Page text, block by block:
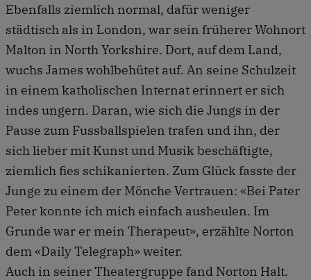
Ebenfalls ziemlich normal, dafür weniger
städtisch als in London, war sein früherer Wohnort
Malton in North Yorkshire. Dort, auf dem Land,
wuchs James wohlbehütet auf. An seine Schulzeit
in einem katholischen Internat erinnert er sich
indes ungern. Daran, wie sich die Jungs in der
Pause zum Fussballspielen trafen und ihn, der
sich lieber mit Kunst und Musik beschäftigte,
ziemlich fies schikanierten. Zum Glück fasste der
Junge zu einem der Mönche Vertrauen: «Bei Pater
Peter konnte ich mich einfach ausheulen. Im
Grunde war er mein Therapeut», erzählte Norton
dem «Daily Telegraph» weiter.
Auch in seiner Theatergruppe fand Norton Halt.